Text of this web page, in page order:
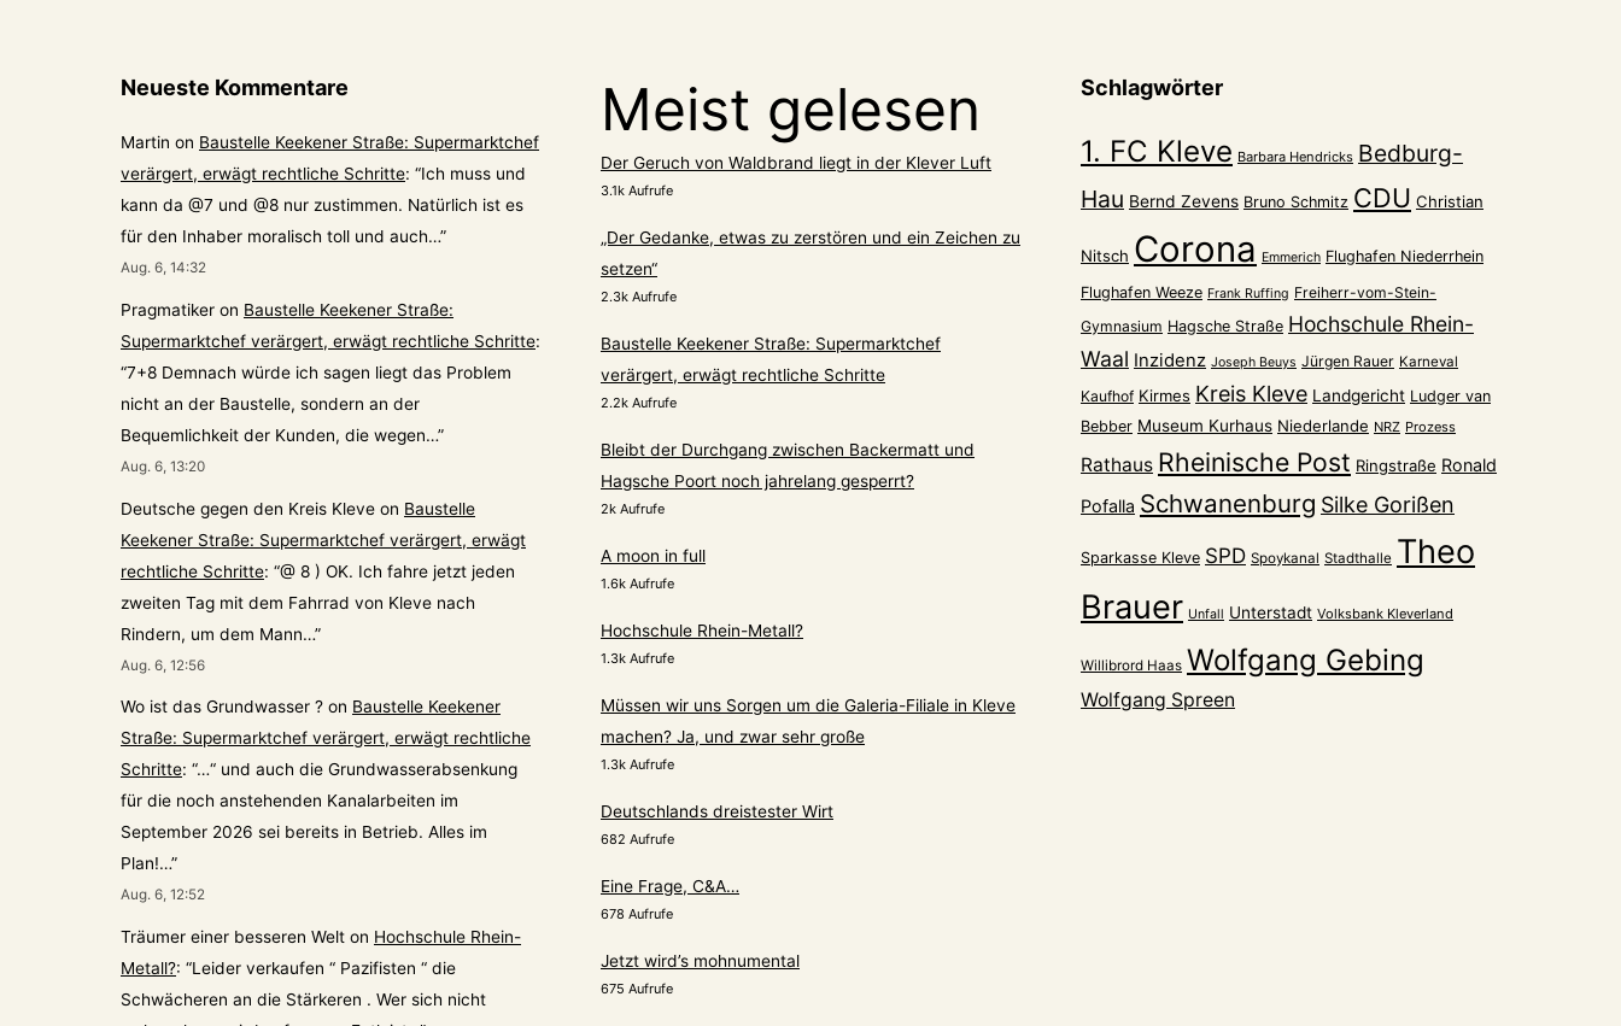
Neueste Kommentare
Martin on Baustelle Keekener Straße: Supermarktchef
verärgert, erwägt rechtliche Schritte: “Ich muss und
kann da @7 und @8 nur zustimmen. Natürlich ist es
für den Inhaber moralisch toll und auch…”
Aug. 6, 14:32
Pragmatiker on Baustelle Keekener Straße:
Supermarktchef verärgert, erwägt rechtliche Schritte:
“7+8 Demnach würde ich sagen liegt das Problem
nicht an der Baustelle, sondern an der
Bequemlichkeit der Kunden, die wegen…”
Aug. 6, 13:20
Deutsche gegen den Kreis Kleve on Baustelle
Keekener Straße: Supermarktchef verärgert, erwägt
rechtliche Schritte: “@ 8 ) OK. Ich fahre jetzt jeden
zweiten Tag mit dem Fahrrad von Kleve nach
Rindern, um dem Mann…”
Aug. 6, 12:56
Wo ist das Grundwasser ? on Baustelle Keekener
Straße: Supermarktchef verärgert, erwägt rechtliche
Schritte: “…“ und auch die Grundwasserabsenkung
für die noch anstehenden Kanalarbeiten im
September 2026 sei bereits in Betrieb. Alles im
Plan!…”
Aug. 6, 12:52
Träumer einer besseren Welt on Hochschule Rhein-
Metall?: “Leider verkaufen “ Pazifisten “ die
Schwächeren an die Stärkeren . Wer sich nicht
Meist gelesen
Der Geruch von Waldbrand liegt in der Klever Luft
3.1k Aufrufe
„Der Gedanke, etwas zu zerstören und ein Zeichen zu
setzen“
2.3k Aufrufe
Baustelle Keekener Straße: Supermarktchef
verärgert, erwägt rechtliche Schritte
2.2k Aufrufe
Bleibt der Durchgang zwischen Backermatt und
Hagsche Poort noch jahrelang gesperrt?
2k Aufrufe
A moon in full
1.6k Aufrufe
Hochschule Rhein-Metall?
1.3k Aufrufe
Müssen wir uns Sorgen um die Galeria-Filiale in Kleve
machen? Ja, und zwar sehr große
1.3k Aufrufe
Deutschlands dreistester Wirt
682 Aufrufe
Eine Frage, C&A…
678 Aufrufe
Jetzt wird’s mohnumental
675 Aufrufe
Schlagwörter
1. FC Kleve Barbara Hendricks Bedburg-
Hau Bernd Zevens Bruno Schmitz CDU Christian
Nitsch Corona Emmerich Flughafen Niederrhein
Flughafen Weeze Frank Ruffing Freiherr-vom-Stein-
Gymnasium Hagsche Straße Hochschule Rhein-
Waal Inzidenz Joseph Beuys Jürgen Rauer Karneval
Kaufhof Kirmes Kreis Kleve Landgericht Ludger van
Bebber Museum Kurhaus Niederlande NRZ Prozess
Rathaus Rheinische Post Ringstraße Ronald
Pofalla Schwanenburg Silke Gorißen
Sparkasse Kleve SPD Spoykanal Stadthalle Theo
Brauer Unfall Unterstadt Volksbank Kleverland
Willibrord Haas Wolfgang Gebing
Wolfgang Spreen